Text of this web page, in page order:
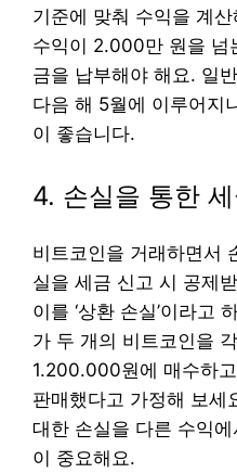
기준에 맞춰 수익을 계
수익이 2.000만 원을 넘
금을 납부해야 해요. 일
다음 해 5월에 이루어지
이 좋습니다.
4. 손실을 통한
비트코인을 거래하면서
실을 세금 신고 시 공제
이를 ‘상환 손실’이라고
가 두 개의 비트코인을
1.200.000원에 매수하
판매했다고 가정해 보
대한 손실을 다른 수익
이 중요해요.